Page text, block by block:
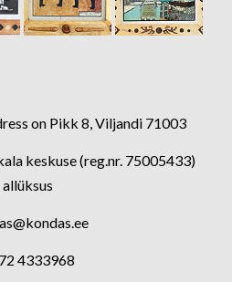
on Pikk 8, Viljandi 71003
keskuse (reg.nr. 75005433)
allüksus
4333968